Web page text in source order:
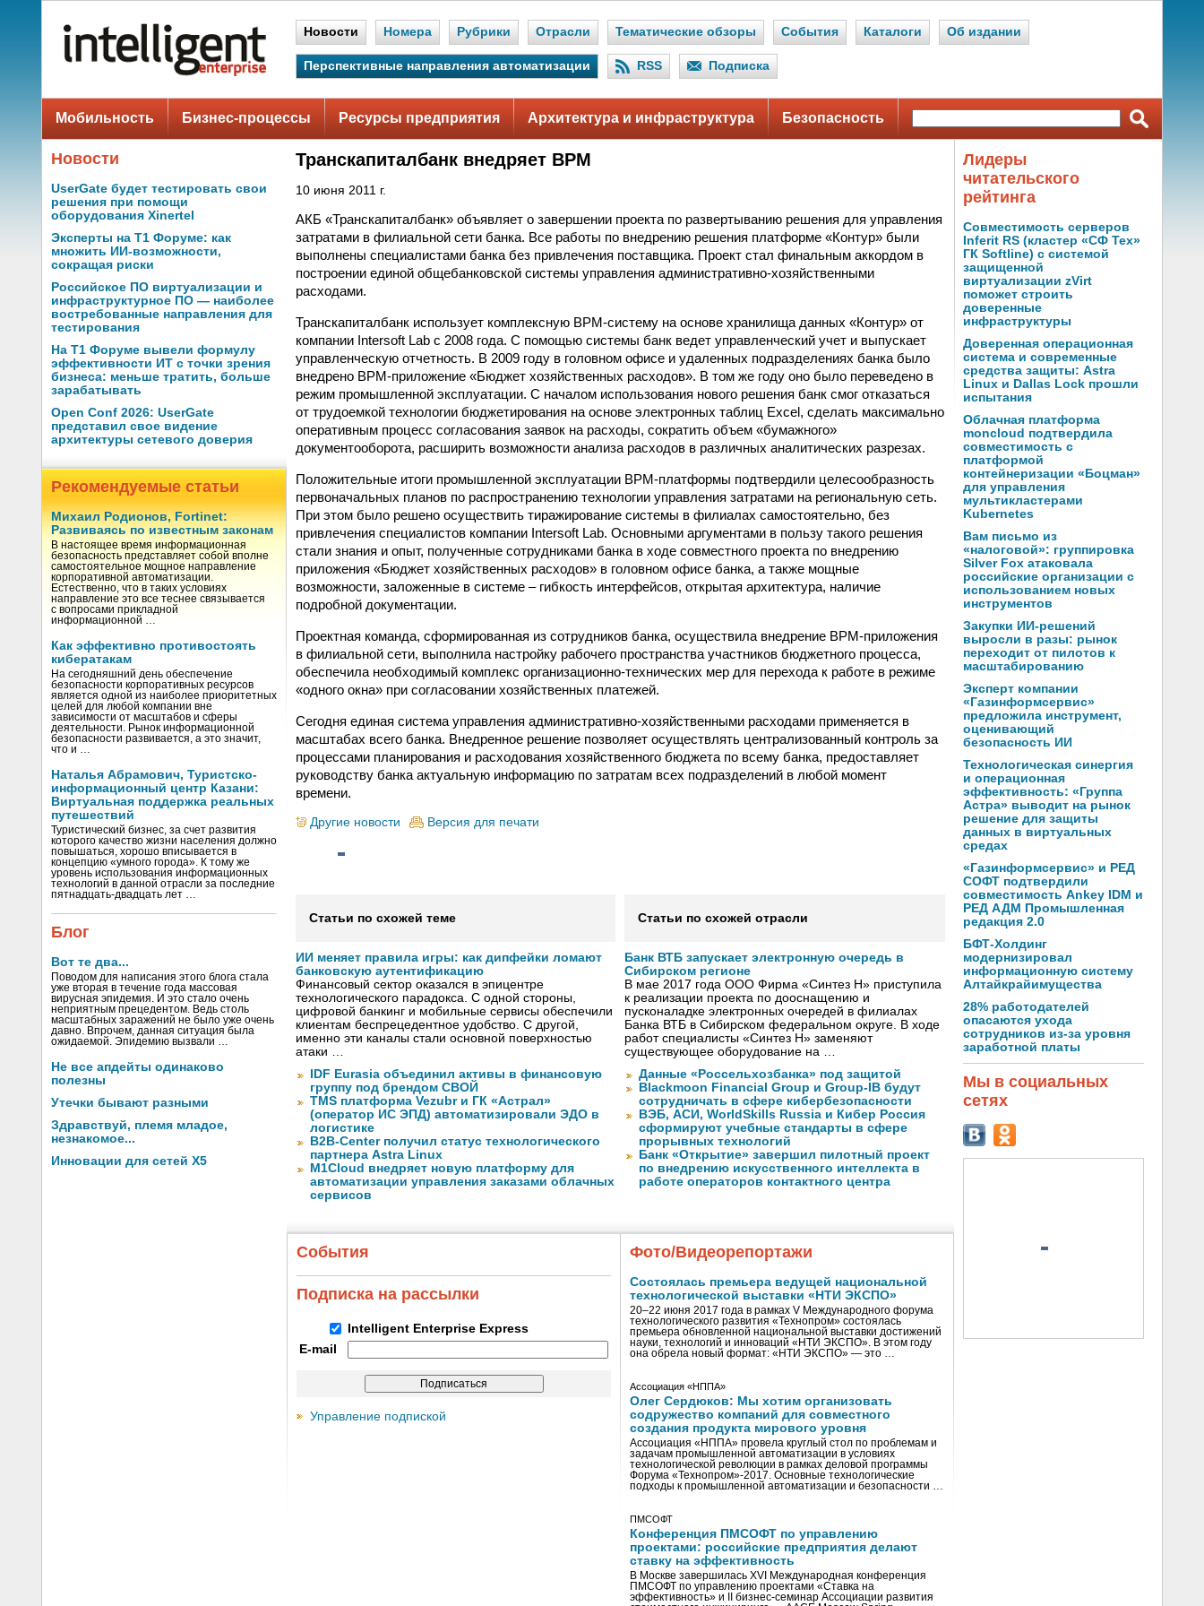
Новости Номера Рубрики Отрасли Тематические обзоры События Каталоги Об издании
Перспективные направления автоматизации RSS Подписка
Мобильность Бизнес-процессы Ресурсы предприятия Архитектура и инфраструктура Безопасность
Новости
UserGate будет тестировать свои
решения при помощи
оборудования Xinertel
Эксперты на Т1 Форуме: как
множить ИИ-возможности,
сокращая риски
Российское ПО виртуализации и
инфраструктурное ПО — наиболее
востребованные направления для
тестирования
На Т1 Форуме вывели формулу
эффективности ИТ с точки зрения
бизнеса: меньше тратить, больше
зарабатывать
Open Conf 2026: UserGate
представил свое видение
архитектуры сетевого доверия
Рекомендуемые статьи
Михаил Родионов, Fortinet:
Развиваясь по известным законам
В настоящее время информационная
безопасность представляет собой вполне
самостоятельное мощное направление
корпоративной автоматизации.
Естественно, что в таких условиях
направление это все теснее связывается
с вопросами прикладной
информационной …
Как эффективно противостоять
кибератакам
На сегодняшний день обеспечение
безопасности корпоративных ресурсов
является одной из наиболее приоритетных
целей для любой компании вне
зависимости от масштабов и сферы
деятельности. Рынок информационной
безопасности развивается, а это значит,
что и …
Наталья Абрамович, Туристско-
информационный центр Казани:
Виртуальная поддержка реальных
путешествий
Туристический бизнес, за счет развития
которого качество жизни населения должно
повышаться, хорошо вписывается в
концепцию «умного города». К тому же
уровень использования информационных
технологий в данной отрасли за последние
пятнадцать-двадцать лет …
Блог
Вот те два...
Поводом для написания этого блога стала
уже вторая в течение года массовая
вирусная эпидемия. И это стало очень
неприятным прецедентом. Ведь столь
масштабных заражений не было уже очень
давно. Впрочем, данная ситуация была
ожидаемой. Эпидемию вызвали …
Не все апдейты одинаково
полезны
Утечки бывают разными
Здравствуй, племя младое,
незнакомое...
Инновации для сетей X5
Транскапиталбанк внедряет BPM
10 июня 2011 г.
АКБ «Транскапиталбанк» объявляет о завершении проекта по развертыванию решения для управления
затратами в филиальной сети банка. Все работы по внедрению решения платформе «Контур» были
выполнены специалистами банка без привлечения поставщика. Проект стал финальным аккордом в
построении единой общебанковской системы управления административно-хозяйственными
расходами.
Транскапиталбанк использует комплексную BPM-систему на основе хранилища данных «Контур» от
компании Intersoft Lab с 2008 года. С помощью системы банк ведет управленческий учет и выпускает
управленческую отчетность. В 2009 году в головном офисе и удаленных подразделениях банка было
внедрено BPM-приложение «Бюджет хозяйственных расходов». В том же году оно было переведено в
режим промышленной эксплуатации. С началом использования нового решения банк смог отказаться
от трудоемкой технологии бюджетирования на основе электронных таблиц Excel, сделать максимально
оперативным процесс согласования заявок на расходы, сократить объем «бумажного»
документооборота, расширить возможности анализа расходов в различных аналитических разрезах.
Положительные итоги промышленной эксплуатации BPM-платформы подтвердили целесообразность
первоначальных планов по распространению технологии управления затратами на региональную сеть.
При этом было решено осуществить тиражирование системы в филиалах самостоятельно, без
привлечения специалистов компании Intersoft Lab. Основными аргументами в пользу такого решения
стали знания и опыт, полученные сотрудниками банка в ходе совместного проекта по внедрению
приложения «Бюджет хозяйственных расходов» в головном офисе банка, а также мощные
возможности, заложенные в системе – гибкость интерфейсов, открытая архитектура, наличие
подробной документации.
Проектная команда, сформированная из сотрудников банка, осуществила внедрение BPM-приложения
в филиальной сети, выполнила настройку рабочего пространства участников бюджетного процесса,
обеспечила необходимый комплекс организационно-технических мер для перехода к работе в режиме
«одного окна» при согласовании хозяйственных платежей.
Сегодня единая система управления административно-хозяйственными расходами применяется в
масштабах всего банка. Внедренное решение позволяет осуществлять централизованный контроль за
процессами планирования и расходования хозяйственного бюджета по всему банка, предоставляет
руководству банка актуальную информацию по затратам всех подразделений в любой момент
времени.
Другие новости Версия для печати
Статьи по схожей теме
ИИ меняет правила игры: как дипфейки ломают
банковскую аутентификацию
Финансовый сектор оказался в эпицентре
технологического парадокса. С одной стороны,
цифровой банкинг и мобильные сервисы обеспечили
клиентам беспрецедентное удобство. С другой,
именно эти каналы стали основной поверхностью
атаки …
IDF Eurasia объединил активы в финансовую
группу под брендом СВОЙ
TMS платформа Vezubr и ГК «Астрал»
(оператор ИС ЭПД) автоматизировали ЭДО в
логистике
B2B-Center получил статус технологического
партнера Astra Linux
M1Cloud внедряет новую платформу для
автоматизации управления заказами облачных
сервисов
Статьи по схожей отрасли
Банк ВТБ запускает электронную очередь в
Сибирском регионе
В мае 2017 года ООО Фирма «Синтез Н» приступила
к реализации проекта по дооснащению и
пусконаладке электронных очередей в филиалах
Банка ВТБ в Сибирском федеральном округе. В ходе
работ специалисты «Синтез Н» заменяют
существующее оборудование на …
Данные «Россельхозбанка» под защитой
Blackmoon Financial Group и Group-IB будут
сотрудничать в сфере кибербезопасности
ВЭБ, АСИ, WorldSkills Russia и Кибер Россия
сформируют учебные стандарты в сфере
прорывных технологий
Банк «Открытие» завершил пилотный проект
по внедрению искусственного интеллекта в
работе операторов контактного центра
События
Подписка на рассылки
Intelligent Enterprise Express
E-mail
Управление подпиской
Фото/Видеорепортажи
Состоялась премьера ведущей национальной
технологической выставки «НТИ ЭКСПО»
20–22 июня 2017 года в рамках V Международного форума
технологического развития «Технопром» состоялась
премьера обновленной национальной выставки достижений
науки, технологий и инноваций «НТИ ЭКСПО». В этом году
она обрела новый формат: «НТИ ЭКСПО» — это …
Ассоциация «НППА»
Олег Сердюков: Мы хотим организовать
содружество компаний для совместного
создания продукта мирового уровня
Ассоциация «НППА» провела круглый стол по проблемам и
задачам промышленной автоматизации в условиях
технологической революции в рамках деловой программы
Форума «Технопром»-2017. Основные технологические
подходы к промышленной автоматизации и безопасности …
ПМСОФТ
Конференция ПМСОФТ по управлению
проектами: российские предприятия делают
ставку на эффективность
В Москве завершилась XVI Международная конференция
ПМСОФТ по управлению проектами «Ставка на
эффективность» и II бизнес-семинар Ассоциации развития
Лидеры
читательского
рейтинга
Совместимость серверов
Inferit RS (кластер «СФ Тех»
ГК Softline) с системой
защищенной
виртуализации zVirt
поможет строить
доверенные
инфраструктуры
Доверенная операционная
система и современные
средства защиты: Astra
Linux и Dallas Lock прошли
испытания
Облачная платформа
moncloud подтвердила
совместимость с
платформой
контейнеризации «Боцман»
для управления
мультикластерами
Kubernetes
Вам письмо из
«налоговой»: группировка
Silver Fox атаковала
российские организации с
использованием новых
инструментов
Закупки ИИ-решений
выросли в разы: рынок
переходит от пилотов к
масштабированию
Эксперт компании
«Газинформсервис»
предложила инструмент,
оценивающий
безопасность ИИ
Технологическая синергия
и операционная
эффективность: «Группа
Астра» выводит на рынок
решение для защиты
данных в виртуальных
средах
«Газинформсервис» и РЕД
СОФТ подтвердили
совместимость Ankey IDM и
РЕД АДМ Промышленная
редакция 2.0
БФТ-Холдинг
модернизировал
информационную систему
Алтайкрайимущества
28% работодателей
опасаются ухода
сотрудников из-за уровня
заработной платы
Мы в социальных
сетях